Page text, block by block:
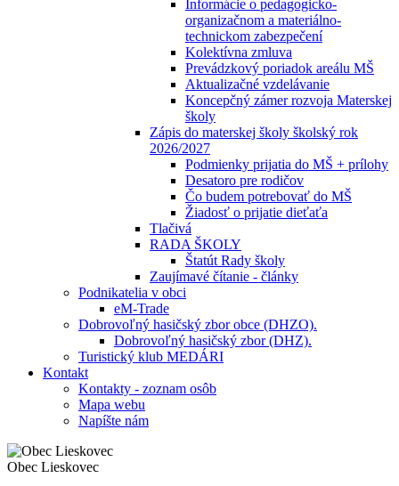
Informácie o pedagogicko-
organizačnom a materiálno-
technickom zabezpečení
Kolektívna zmluva
Prevádzkový poriadok areálu MŠ
Aktualizačné vzdelávanie
Koncepčný zámer rozvoja Materskej
školy
Zápis do materskej školy školský rok
2026/2027
Podmienky prijatia do MŠ + prílohy
Desatoro pre rodičov
Čo budem potrebovať do MŠ
Žiadosť o prijatie dieťaťa
Tlačivá
RADA ŠKOLY
Štatút Rady školy
Zaujímavé čítanie - články
Podnikatelia v obci
eM-Trade
Dobrovoľný hasičský zbor obce (DHZO).
Dobrovoľný hasičský zbor (DHZ).
Turistický klub MEDÁRI
Kontakt
Kontakty - zoznam osôb
Mapa webu
Napíšte nám
Obec Lieskovec